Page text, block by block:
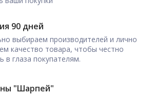
90 дней
выбираем производителей и лично
качество товара, чтобы честно
в глаза покупателям.
"Шарпей"